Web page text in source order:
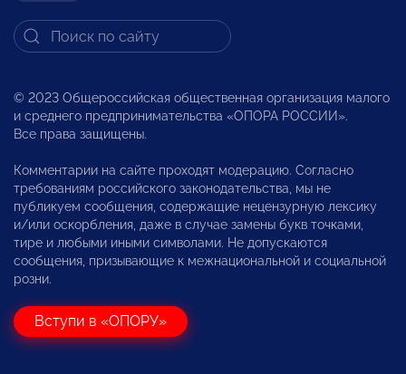
© 2023 Общероссийская общественная организация малого
и среднего предпринимательства «ОПОРА РОССИИ».
Все права защищены.
Комментарии на сайте проходят модерацию. Согласно
требованиям российского законодательства, мы не
публикуем сообщения, содержащие нецензурную лексику
и/или оскорбления, даже в случае замены букв точками,
тире и любыми иными символами. Не допускаются
сообщения, призывающие к межнациональной и социальной
розни.
Вступи в «ОПОРУ»